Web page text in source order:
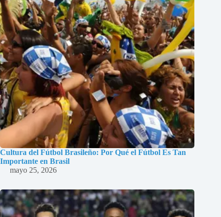
Cultura del Fútbol Brasileño: Por Qué el Fútbol Es Tan
Importante en Brasil
mayo 25, 2026